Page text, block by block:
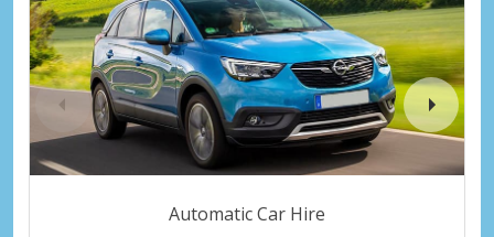
Automatic Car Hire